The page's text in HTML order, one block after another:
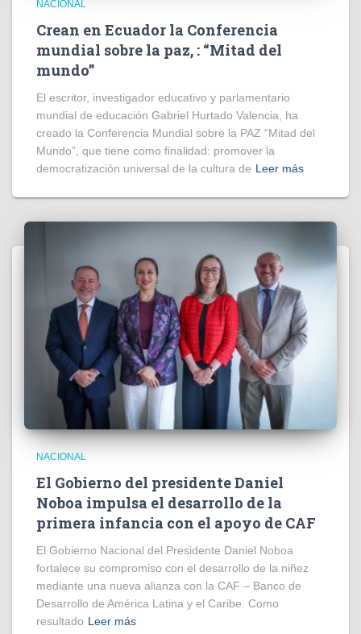
NACIONAL
Crean en Ecuador la Conferencia
mundial sobre la paz, : “Mitad del
mundo”
El escritor, investigador educativo y parlamentario
mundial de educación Gabriel Hurtado Valencia, ha
creado la Conferencia Mundial sobre la PAZ “Mitad del
Mundo”, que tiene como finalidad: promover la
democratización universal de la cultura de Leer más
NACIONAL
El Gobierno del presidente Daniel
Noboa impulsa el desarrollo de la
primera infancia con el apoyo de CAF
El Gobierno Nacional del Presidente Daniel Noboa
fortalece su compromiso con el desarrollo de la niñez
mediante una nueva alianza con la CAF – Banco de
Desarrollo de América Latina y el Caribe. Como
resultado Leer más